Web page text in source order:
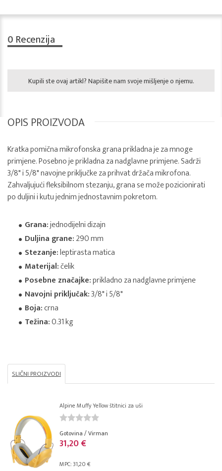
0 Recenzija
Kupili ste ovaj artikl? Napišite nam svoje mišljenje o njemu.
OPIS PROIZVODA
Kratka pomična mikrofonska grana prikladna je za mnoge
primjene. Posebno je prikladna za nadglavne primjene. Sadrži
3/8" i 5/8" navojne priključke za prihvat držača mikrofona.
Zahvaljujući fleksibilnom stezanju, grana se može pozicionirati
po duljini i kutu jednim jednostavnim pokretom.
Grana:jednodijelni dizajn
Duljina grane:290 mm
Stezanje:leptirasta matica
Materijal:čelik
Posebne značajke:prikladno za nadglavne primjene
Navojni priključak:3/8" i 5/8"
Boja:crna
Težina:0.31 kg
SLIČNI PROIZVODI
Alpine Muffy Yellow štitnici za uši
Gotovina / Virman
31,20 €
MPC: 31,20 €